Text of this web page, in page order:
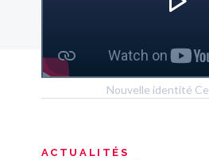
Nouvelle identité
ACTUALITÉS